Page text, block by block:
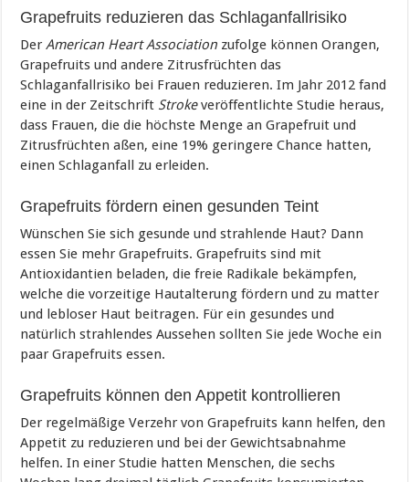
Grapefruits reduzieren das Schlaganfallrisiko
DerAmerican Heart Association zufolge können Orangen,
Grapefruits und andere Zitrusfrüchten das
Schlaganfallrisiko bei Frauen reduzieren. Im Jahr 2012 fand
eine in der Zeitschrift Strokeveröffentlichte Studie heraus,
dass Frauen, die die höchste Menge an Grapefruit und
Zitrusfrüchten aßen, eine 19% geringere Chance hatten,
einen Schlaganfall zu erleiden.
Grapefruits fördern einen gesunden Teint
Wünschen Sie sich gesunde und strahlende Haut? Dann
essen Sie mehr Grapefruits. Grapefruits sind mit
Antioxidantien beladen, die freie Radikale bekämpfen,
welche die vorzeitige Hautalterung fördern und zu matter
und lebloser Haut beitragen. Für ein gesundes und
natürlich strahlendes Aussehen sollten Sie jede Woche ein
paar Grapefruits essen.
Grapefruits können den Appetit kontrollieren
Der regelmäßige Verzehr von Grapefruits kann helfen, den
Appetit zu reduzieren und bei der Gewichtsabnahme
helfen. In einer Studie hatten Menschen, die sechs